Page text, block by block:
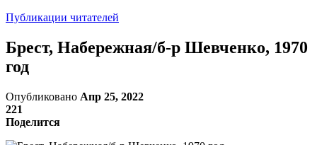
Публикации читателей
Брест, Набережная/б-р Шевченко, 1970
год
Опубликовано Апр 25, 2022
221
Поделится